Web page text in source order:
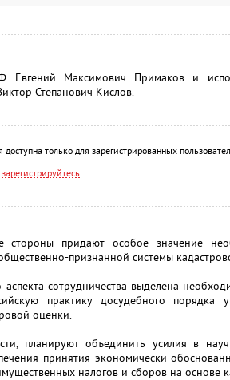
Евгений Максимович Примаков и
Степанович Кислов.
только для зарегистрированных
зарегистрируйтесь
стороны придают особое значение
признанной системы
аспекта сотрудничества выделена
практику досудебного порядка
оценки.
планируют объединить усилия в
принятия экономически
налогов и сборов на основе